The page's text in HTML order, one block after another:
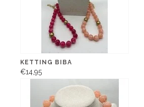
KETTING BIBA
€14,95